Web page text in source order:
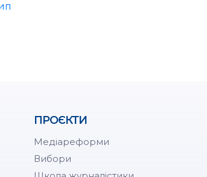
ПРОЄКТИ
Медіареформи
Вибори